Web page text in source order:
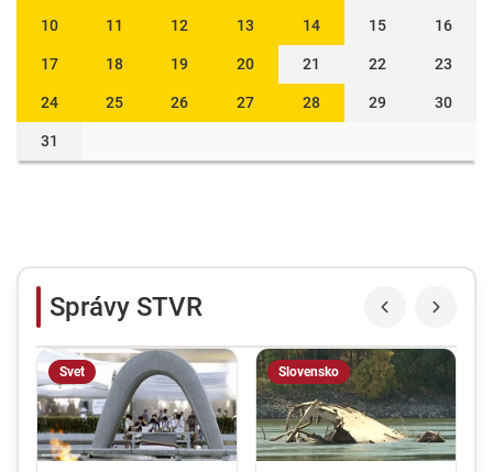
10 11 12 13 14 15 16
17 18 19 20 21 22 23
24 25 26 27 28 29 30
31
Správy STVR
Svet Slovensko